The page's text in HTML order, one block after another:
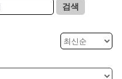
검색